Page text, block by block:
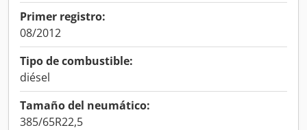
Primer registro:
08/2012
Tipo de combustible:
diésel
Tamaño del neumático:
385/65R22,5